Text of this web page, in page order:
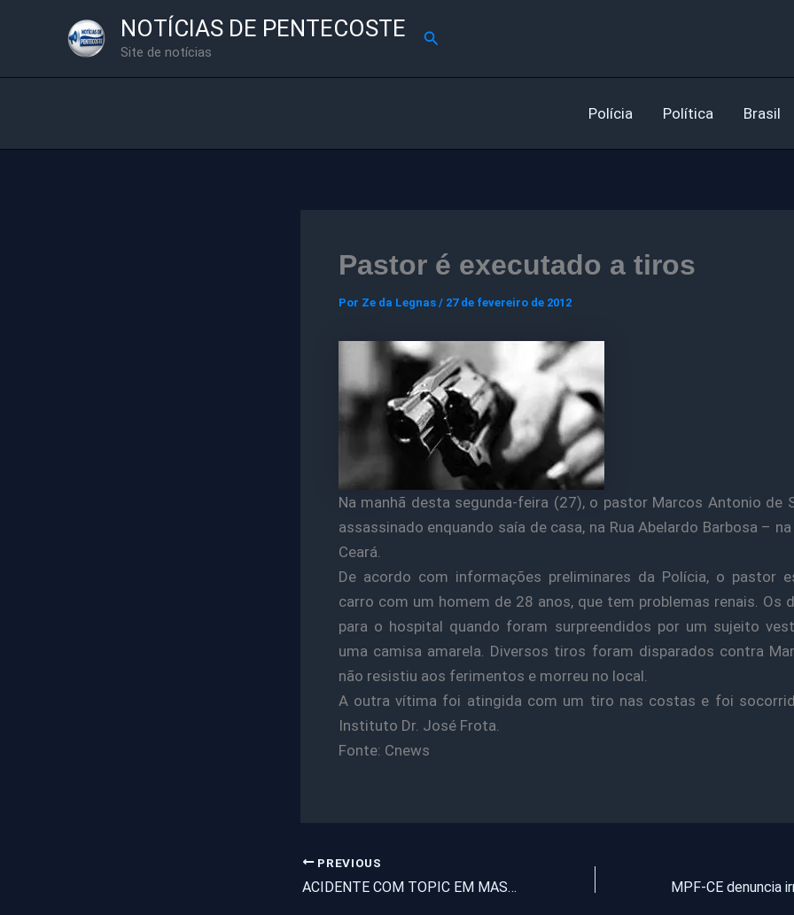
NOTÍCIAS DE PENTECOSTE
Site de notícias
Pesquisar
Polícia Política Brasil
Pastor é executado a tiros
Por Ze da Legnas / 27 de fevereiro de 2012
Na manhã desta segunda-feira (27), o pastor Marcos Antonio de
assassinado enquando saía de casa, na Rua Abelardo Barbosa –
Ceará.
De acordo com informações preliminares da Polícia, o pastor
carro com um homem de 28 anos, que tem problemas renais. Os
para o hospital quando foram surpreendidos por um sujeito
uma camisa amarela. Diversos tiros foram disparados contra
não resistiu aos ferimentos e morreu no local.
A outra vítima foi atingida com um tiro nas costas e foi
Instituto Dr. José Frota.
Fonte: Cnews
PREVIOUS
ACIDENTE COM TOPIC EM MASSAPÊ: CONFIRA FOTOS TIRADAS MINUTOS DEPOIS DO ACIDENTE.